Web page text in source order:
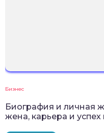
Бизнес
Биография и личная
жена, карьера и